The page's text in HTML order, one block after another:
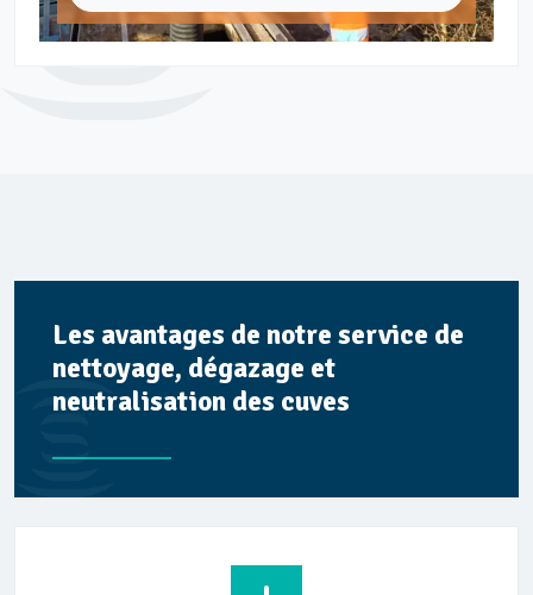
Les avantages de notre service de
nettoyage, dégazage et
neutralisation des cuves